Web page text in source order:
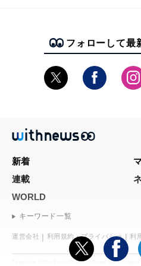
フォローして最
Copyright © The Asahi Shimbun Company. All
新着
連載
WORLD
キーワード一覧
運営会社 利用規約・プライバシー 利